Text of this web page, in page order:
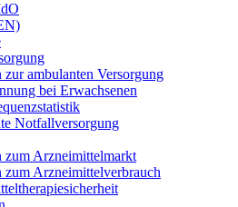
zur ambulanten Versorgung
bei Erwachsenen
Notfallversorgung
zum Arzneimittelmarkt
zum Arzneimittelverbrauch